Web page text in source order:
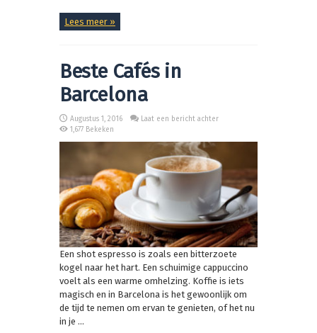
Lees meer »
Beste Cafés in
Barcelona
Augustus 1, 2016
Laat een bericht achter
1,677 Bekeken
Een shot espresso is zoals een bitterzoete
kogel naar het hart. Een schuimige cappuccino
voelt als een warme omhelzing. Koffie is iets
magisch en in Barcelona is het gewoonlijk om
de tijd te nemen om ervan te genieten, of het nu
in je ...